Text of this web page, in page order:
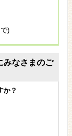
)
みなさまのご
か？